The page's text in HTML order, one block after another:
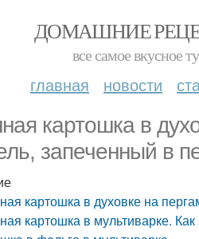
ДОМАШНИЕ
все самое вкусное
главная новости
картошка в
запеченный в
картошка в духовке на
картошка в мультиварке.